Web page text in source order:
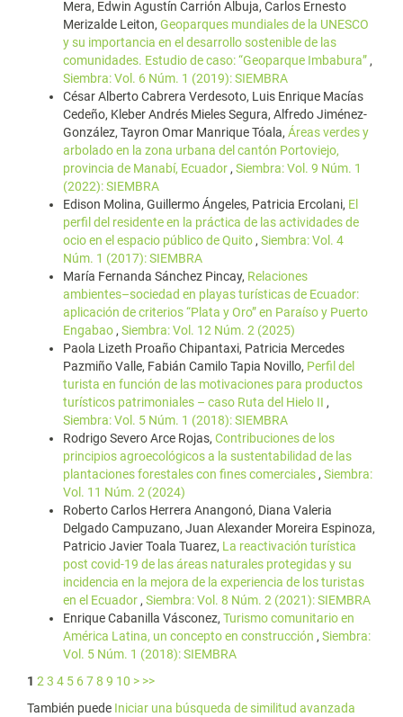
Mera, Edwin Agustín Carrión Albuja, Carlos Ernesto
Merizalde Leiton, Geoparques mundiales de la UNESCO
y su importancia en el desarrollo sostenible de las
comunidades. Estudio de caso: “Geoparque Imbabura” ,
Siembra: Vol. 6 Núm. 1 (2019): SIEMBRA
César Alberto Cabrera Verdesoto, Luis Enrique Macías
Cedeño, Kleber Andrés Mieles Segura, Alfredo Jiménez-
González, Tayron Omar Manrique Tóala, Áreas verdes y
arbolado en la zona urbana del cantón Portoviejo,
provincia de Manabí, Ecuador , Siembra: Vol. 9 Núm. 1
(2022): SIEMBRA
Edison Molina, Guillermo Ángeles, Patricia Ercolani, El
perfil del residente en la práctica de las actividades de
ocio en el espacio público de Quito , Siembra: Vol. 4
Núm. 1 (2017): SIEMBRA
María Fernanda Sánchez Pincay, Relaciones
ambientes–sociedad en playas turísticas de Ecuador:
aplicación de criterios “Plata y Oro” en Paraíso y Puerto
Engabao , Siembra: Vol. 12 Núm. 2 (2025)
Paola Lizeth Proaño Chipantaxi, Patricia Mercedes
Pazmiño Valle, Fabián Camilo Tapia Novillo, Perfil del
turista en función de las motivaciones para productos
turísticos patrimoniales – caso Ruta del Hielo II ,
Siembra: Vol. 5 Núm. 1 (2018): SIEMBRA
Rodrigo Severo Arce Rojas, Contribuciones de los
principios agroecológicos a la sustentabilidad de las
plantaciones forestales con fines comerciales , Siembra:
Vol. 11 Núm. 2 (2024)
Roberto Carlos Herrera Anangonó, Diana Valeria
Delgado Campuzano, Juan Alexander Moreira Espinoza,
Patricio Javier Toala Tuarez, La reactivación turística
post covid-19 de las áreas naturales protegidas y su
incidencia en la mejora de la experiencia de los turistas
en el Ecuador , Siembra: Vol. 8 Núm. 2 (2021): SIEMBRA
Enrique Cabanilla Vásconez, Turismo comunitario en
América Latina, un concepto en construcción , Siembra:
Vol. 5 Núm. 1 (2018): SIEMBRA
1 2 3 4 5 678 9 10 > >>
También puede Iniciar una búsqueda de similitud avanzada